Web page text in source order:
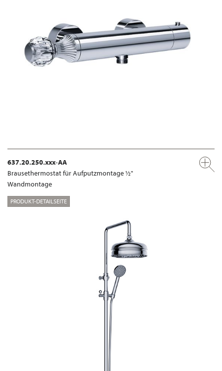
637.20.250.xxx-AA
Brausethermostat für Aufputzmontage ½"
Wandmontage
PRODUKT-DETAILSEITE